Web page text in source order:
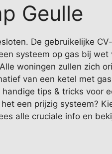
Geulle
De gebruikelijke
systeem op gas bij
woningen zullen zich
van een ketel met
tips & tricks voor
een prijzig systeem?
alle cruciale info en